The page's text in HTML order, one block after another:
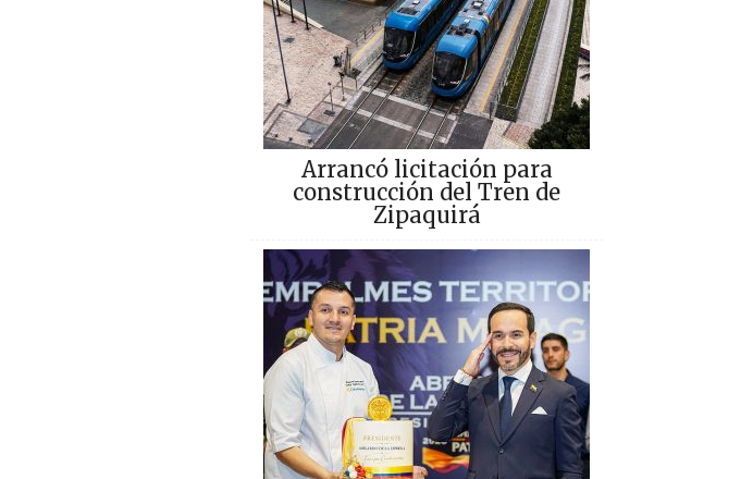
Arrancó licitación para
construcción del Tren de
Zipaquirá